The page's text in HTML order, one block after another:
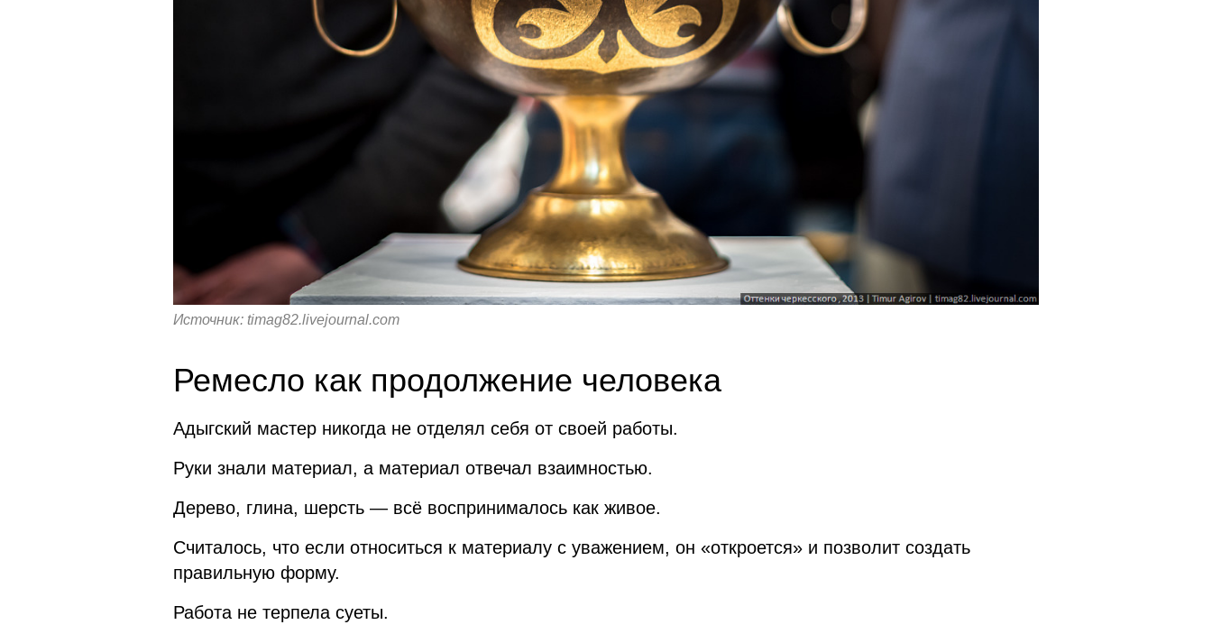
Источник: timag82.livejournal.com
Ремесло как продолжение человека
Адыгский мастер никогда не отделял себя от своей работы.
Руки знали материал, а материал отвечал взаимностью.
Дерево, глина, шерсть — всё воспринималось как живое.
Считалось, что если относиться к материалу с уважением, он «откроется» и позволит создать
правильную форму.
Работа не терпела суеты.